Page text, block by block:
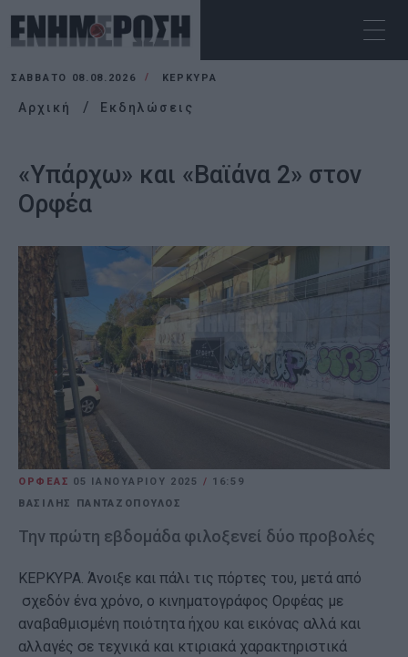
ΣΆΒΒΑΤΟ 08.08.2026 ΚΕΡΚΥΡΑ
Αρχική Εκδηλώσεις
«Υπάρχω» και «Βαϊάνα 2» στον
Ορφέα
ΟΡΦΕΑΣ 05 ΙΑΝΟΥΑΡΊΟΥ 2025 / 16:59
ΒΑΣΙΛΗΣ ΠΑΝΤΑΖΟΠΟΥΛΟΣ
Την πρώτη εβδομάδα φιλοξενεί δύο προβολές
ΚΕΡΚΥΡΑ. Άνοιξε και πάλι τις πόρτες του, μετά από
σχεδόν ένα χρόνο, ο κινηματογράφος Ορφέας με
αναβαθμισμένη ποιότητα ήχου και εικόνας αλλά και
αλλαγές σε τεχνικά και κτιριακά χαρακτηριστικά